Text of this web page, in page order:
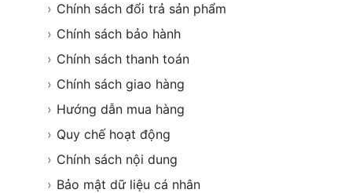
› Chính sách đổi trả sản phẩm
› Chính sách bảo hành
› Chính sách thanh toán
› Chính sách giao hàng
› Hướng dẫn mua hàng
› Quy chế hoạt động
› Chính sách nội dung
› Bảo mật dữ liệu cá nhân